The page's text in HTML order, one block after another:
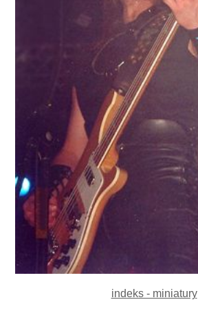
indeks - miniatury